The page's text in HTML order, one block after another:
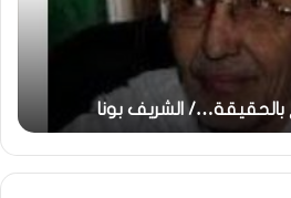
الشريف بونا